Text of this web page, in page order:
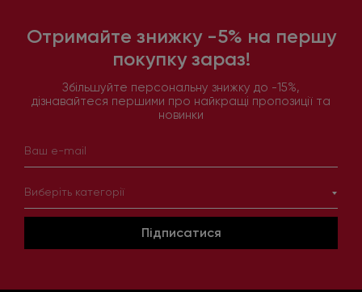
Отримайте знижку -5% на першу
покупку зараз!
Збільшуйте персональну знижку до -15%,
дізнавайтеся першими про найкращі пропозиції та
новинки
Виберіть категорії
Підписатися